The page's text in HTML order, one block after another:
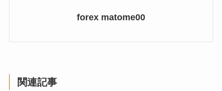
forex matome00
関連記事